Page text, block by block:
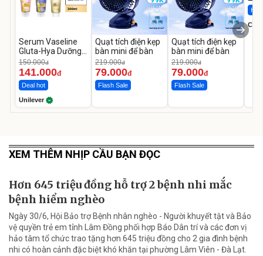
Serum Vaseline
Gluta-Hya Dưỡng
Da Sáng Mịn Sau 7
Ngày
150.000đ
141.000đ
Deal hot
Unilever
Quạt tích điện kẹp
bàn mini để bàn
219.000đ
79.000đ
Flash Sale
Quạt tích điện kẹp
bàn mini để bàn
219.000đ
79.000đ
Flash Sale
Hot
XEM THÊM NHỊP CẦU BẠN ĐỌC
Hơn 645 triệu đồng hỗ trợ 2 bệnh nhi mắc
bệnh hiểm nghèo
Ngày 30/6, Hội Bảo trợ Bệnh nhân nghèo - Người khuyết tật và Bảo
vệ quyền trẻ em tỉnh Lâm Đồng phối hợp Báo Dân trí và các đơn vị
hảo tâm tổ chức trao tặng hơn 645 triệu đồng cho 2 gia đình bệnh
nhi có hoàn cảnh đặc biệt khó khăn tại phường Lâm Viên - Đà Lạt.